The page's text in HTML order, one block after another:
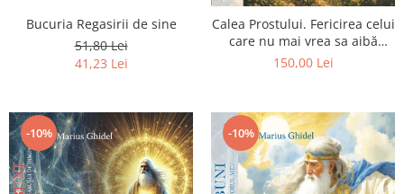
Bucuria Regasirii de sine
51,80 Lei
41,23 Lei
Calea Prostului. Fericirea celui
care nu mai vrea sa aibă
dreptate - Intoarcerea la
150,00 Lei
-10% -10%